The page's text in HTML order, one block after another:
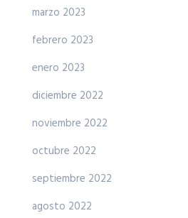
marzo 2023
febrero 2023
enero 2023
diciembre 2022
noviembre 2022
octubre 2022
septiembre 2022
agosto 2022